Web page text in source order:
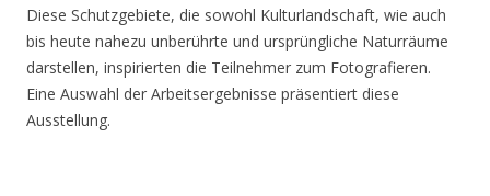
Diese Schutzgebiete, die sowohl Kulturlandschaft, wie auch
bis heute nahezu unberührte und ursprüngliche Naturräume
darstellen, inspirierten die Teilnehmer zum Fotografieren.
Eine Auswahl der Arbeitsergebnisse präsentiert diese
Ausstellung.